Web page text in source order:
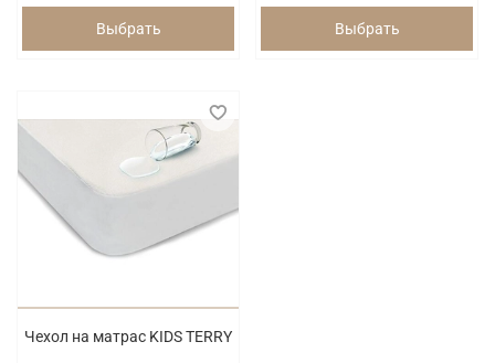
Выбрать Выбрать
Чехол на матрас KIDS TERRY